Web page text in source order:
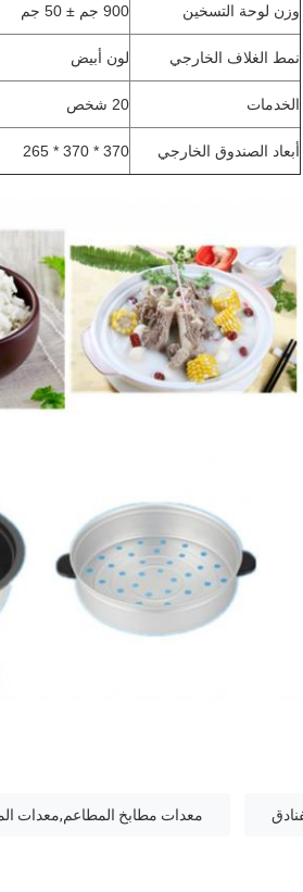
وزن لوحة التسخين 900 جم ± 50 جم
نمط الغلاف الخارجي لون أبيض
الخدمات 20 شخص
أبعاد الصندوق الخارجي 370 * 370 * 265
معدات مطابخ المطاعم,معدات